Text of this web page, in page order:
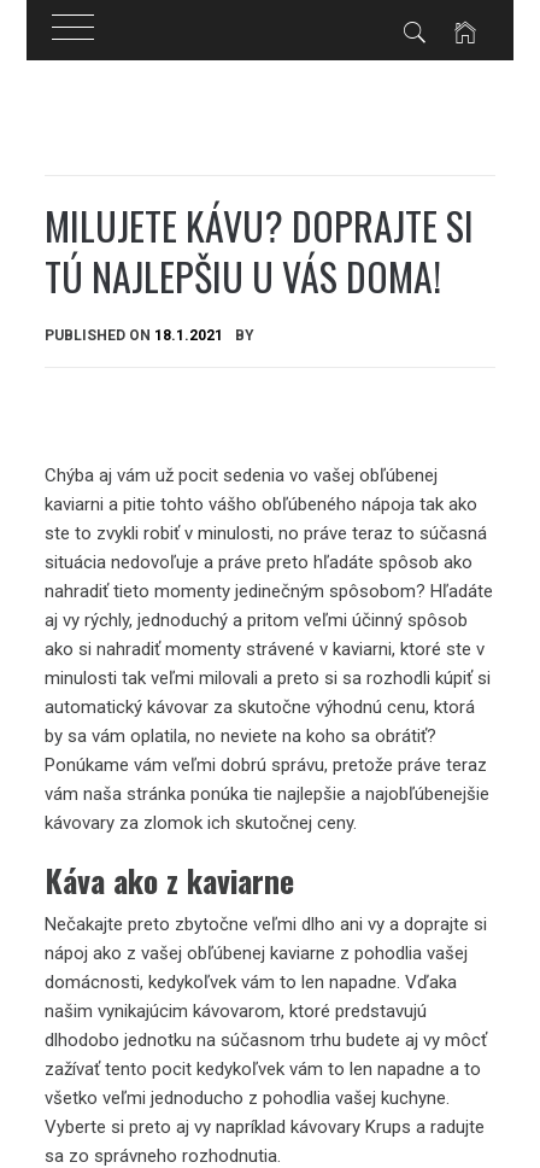
MILUJETE KÁVU? DOPRAJTE SI
TÚ NAJLEPŠIU U VÁS DOMA!
PUBLISHED ON 18.1.2021 BY
Chýba aj vám už pocit sedenia vo vašej obľúbenej
kaviarni a pitie tohto vášho obľúbeného nápoja tak ako
ste to zvykli robiť v minulosti, no práve teraz to súčasná
situácia nedovoľuje a práve preto hľadáte spôsob ako
nahradiť tieto momenty jedinečným spôsobom? Hľadáte
aj vy rýchly, jednoduchý a pritom veľmi účinný spôsob
ako si nahradiť momenty strávené v kaviarni, ktoré ste v
minulosti tak veľmi milovali a preto si sa rozhodli kúpiť si
automatický kávovar za skutočne výhodnú cenu, ktorá
by sa vám oplatila, no neviete na koho sa obrátiť?
Ponúkame vám veľmi dobrú správu, pretože práve teraz
vám naša stránka ponúka tie najlepšie a najobľúbenejšie
kávovary za zlomok ich skutočnej ceny.
Káva ako z kaviarne
Nečakajte preto zbytočne veľmi dlho ani vy a doprajte si
nápoj ako z vašej obľúbenej kaviarne z pohodlia vašej
domácnosti, kedykoľvek vám to len napadne. Vďaka
našim vynikajúcim kávovarom, ktoré predstavujú
dlhodobo jednotku na súčasnom trhu budete aj vy môcť
zažívať tento pocit kedykoľvek vám to len napadne a to
všetko veľmi jednoducho z pohodlia vašej kuchyne.
Vyberte si preto aj vy napríkladkávovary Krups a radujte
sa zo správneho rozhodnutia.